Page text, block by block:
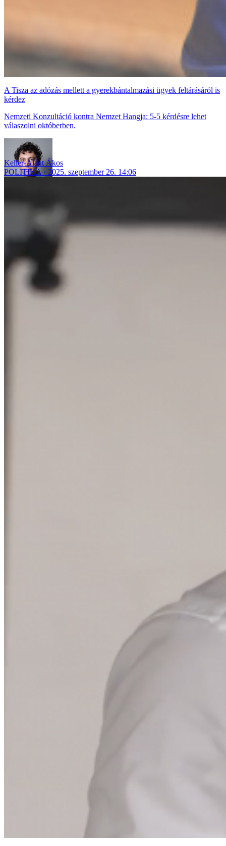
A Tisza az adózás mellett a gyerekbántalmazási ügyek feltárásáról is
kérdez
Nemzeti Konzultáció kontra Nemzet Hangja: 5-5 kérdésre lehet
válaszolni októberben.
Keller-Alánt Ákos
POLITIKA
2025. szeptember 26. 14:06